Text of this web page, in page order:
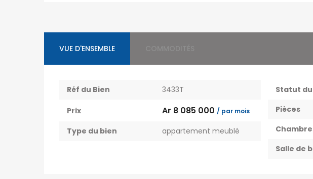
VUE D'ENSEMBLE
Réf du Bien 3433T
Prix Ar 8 085 000 / par mois
Type du bien appartement meublé
Statut
Pièces
Salle de